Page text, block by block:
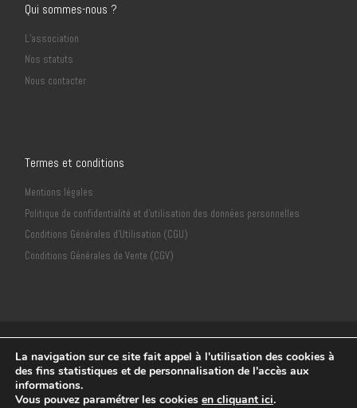
Qui sommes-nous ?
L’association
Nos statuts
Nous contacter
Termes et conditions
Mentions légales
Politique de confidentialité et d’utilisation des données personnelles
Conditions Générales d’Utilisation (CGU)
Conditions Générales de Vente (CGV)
Déclaration CNIL n°2135932
La navigation sur ce site fait appel à l'utilisation des cookies à
des fins statistiques et de personnalisation de l'accès aux
informations.
Vous pouvez paramétrer les cookies en cliquant ici.